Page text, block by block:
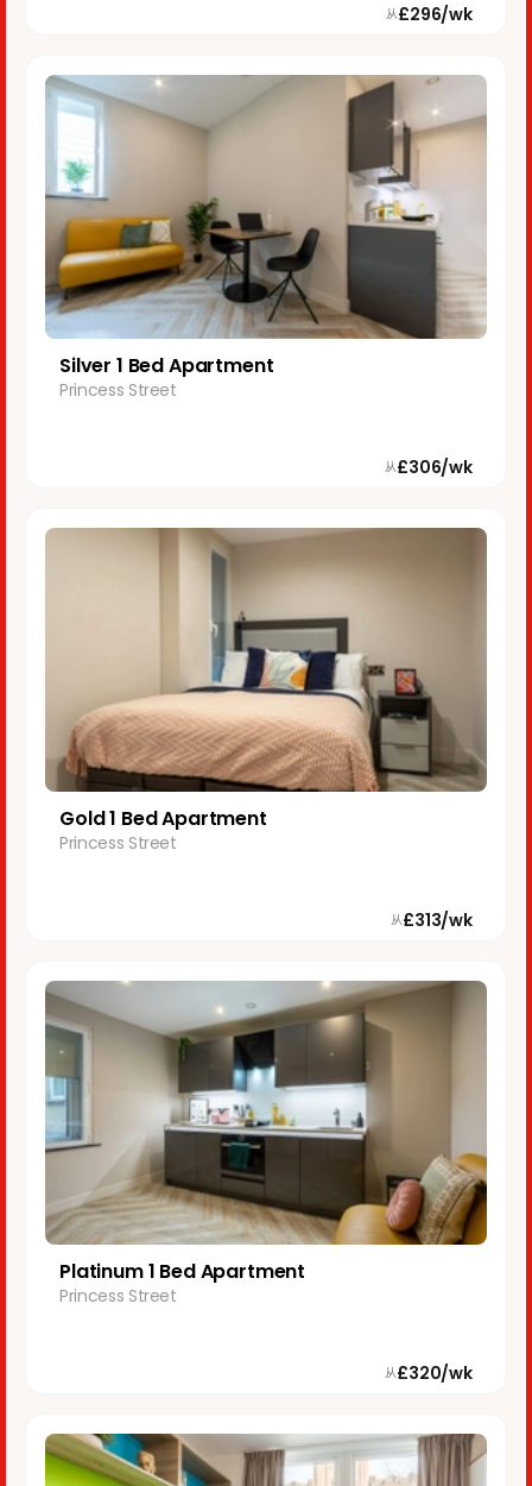
从£296/wk
Silver 1 Bed Apartment
Princess Street
从£306/wk
Gold 1 Bed Apartment
Princess Street
从£313/wk
Platinum 1 Bed Apartment
Princess Street
从£320/wk